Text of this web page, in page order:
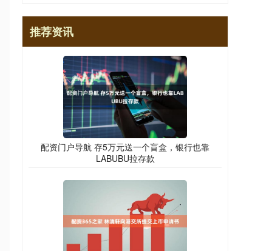
推荐资讯
配资门户导航 存5万元送一个盲盒，银行也靠
LABUBU拉存款